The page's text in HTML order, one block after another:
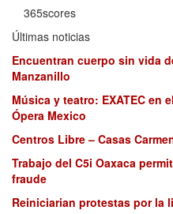
365scores
Últimas noticias
Encuentran cuerpo sin vida
Manzanillo
Música y teatro: EXATEC en
Ópera Mexico
Centros Libre – Casas
Trabajo del C5i Oaxaca
fraude
Reiniciarian protestas por la